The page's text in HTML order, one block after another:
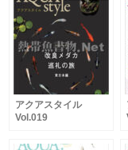
アクアスタイル
Vol.019